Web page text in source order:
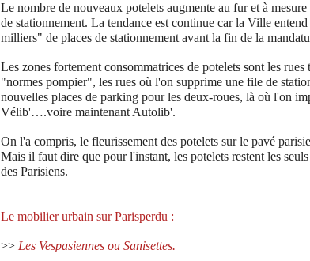
Le nombre de nouveaux potelets augmente au fur et à
de stationnement. La tendance est continue car la Ville
milliers" de places de stationnement avant la fin de la
Les zones fortement consommatrices de potelets sont les
"normes pompier", les rues où l'on supprime une file de
nouvelles places de parking pour les deux-roues, là où l'on
Vélib'….voire maintenant Autolib'.
On l'a compris, le fleurissement des potelets sur le pavé
Mais il faut dire que pour l'instant, les potelets restent les
des Parisiens.
Le mobilier urbain sur Parisperdu :
>> Les Vespasiennes ou Sanisettes.